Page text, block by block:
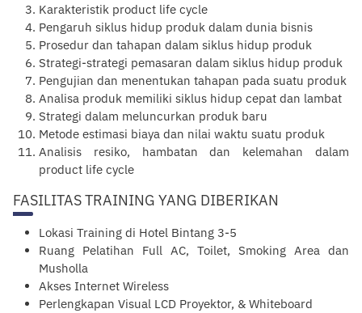
Karakteristik product life cycle
Pengaruh siklus hidup produk dalam dunia bisnis
Prosedur dan tahapan dalam siklus hidup produk
Strategi-strategi pemasaran dalam siklus hidup produk
Pengujian dan menentukan tahapan pada suatu produk
Analisa produk memiliki siklus hidup cepat dan lambat
Strategi dalam meluncurkan produk baru
Metode estimasi biaya dan nilai waktu suatu produk
Analisis resiko, hambatan dan kelemahan dalam
product life cycle
FASILITAS TRAINING YANG DIBERIKAN
Lokasi Training di Hotel Bintang 3-5
Ruang Pelatihan Full AC, Toilet, Smoking Area dan
Musholla
Akses Internet Wireless
Perlengkapan Visual LCD Proyektor, & Whiteboard